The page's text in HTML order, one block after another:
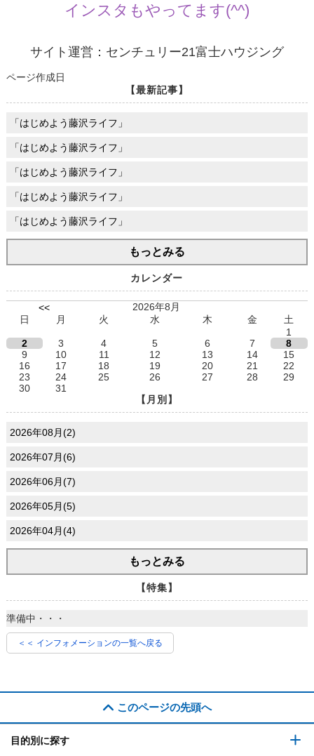
インスタもやってます(^^)
サイト運営：センチュリー21富士ハウジング
ページ作成日
【最新記事】
「はじめよう藤沢ライフ」
「はじめよう藤沢ライフ」
「はじめよう藤沢ライフ」
「はじめよう藤沢ライフ」
「はじめよう藤沢ライフ」
もっとみる
カレンダー
<<
2026年8月
日
月 火 水 木 金
土
1
2
3 4 5 6 7
8
9
10 11 12 13 14
15
16
17 18 19 20 21
22
23
24 25 26 27 28
29
30
31
【月別】
2026年08月(2)
2026年07月(6)
2026年06月(7)
2026年05月(5)
2026年04月(4)
もっとみる
【特集】
準備中・・・
＜＜ インフォメーションの一覧へ戻る
このページの先頭へ
目的別に探す